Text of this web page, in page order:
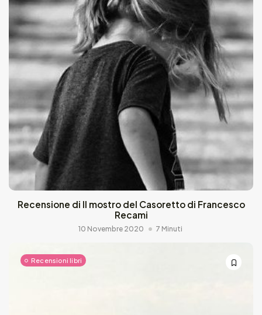
Recensione di Il mostro del Casoretto di Francesco
Recami
10 Novembre 2020 7 Minuti
Recensioni libri